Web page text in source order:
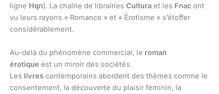
ligne Hqn). La chaîne de librairies Cultura et les Fnac ont
vu leurs rayons « Romance » et « Érotisme » s’étoffer
considérablement.
Au-delà du phénomène commercial, le roman
érotique est un miroir des sociétés.
Les livres contemporains abordent des thèmes comme le
consentement, la découverte du plaisir féminin, la